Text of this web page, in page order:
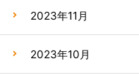
2023年11月
2023年10月